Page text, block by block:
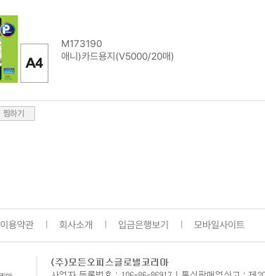
M173190
애니)카드용지(V5000/20매)
이용약관 회사소개 입금은행보기 모바일사이트